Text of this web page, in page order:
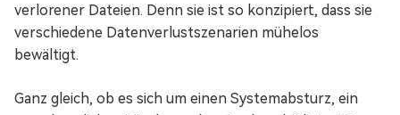
verlorener Dateien. Denn sie ist so konzipiert, dass sie
verschiedene Datenverlustszenarien mühelos
bewältigt.
Ganz gleich, ob es sich um einen Systemabsturz, ein